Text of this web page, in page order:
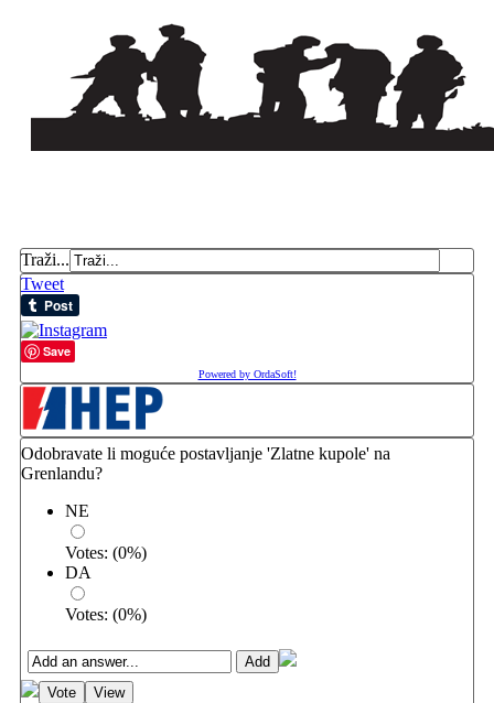
Traži...
Tweet
Save
Powered by OrdaSoft!
Odobravate li moguće postavljanje 'Zlatne kupole' na
Grenlandu?
NE
Votes: (0%)
DA
Votes: (0%)